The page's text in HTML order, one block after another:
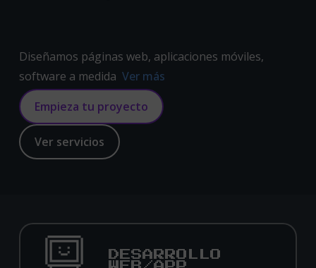
Diseñamos páginas web, aplicaciones móviles,
software a medida Ver más
Empieza tu proyecto
Ver servicios
DESARROLLO
WEB/APP